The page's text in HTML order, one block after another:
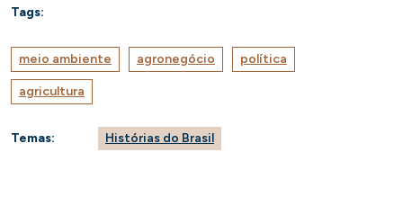
Tags:
meio ambiente agronegócio política
agricultura
Temas: Histórias do Brasil